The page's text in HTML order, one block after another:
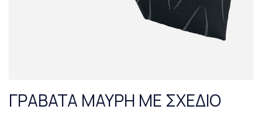
ΓΡΑΒΑΤΑ ΜΑΥΡΗ ΜΕ ΣΧΕΔΙΟ